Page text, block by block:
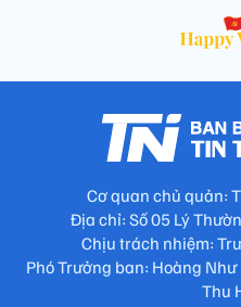
Cơ quan chủ quản:
Địa chỉ: Số 05 Lý
Chịu trách nhiệm:
Phó Trưởng ban: Hoàng
Thu